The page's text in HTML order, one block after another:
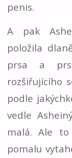
penis.
A pak
položila
prsa a
rozšiřujícího
podle
vedle
malá. Ale to
pomalu